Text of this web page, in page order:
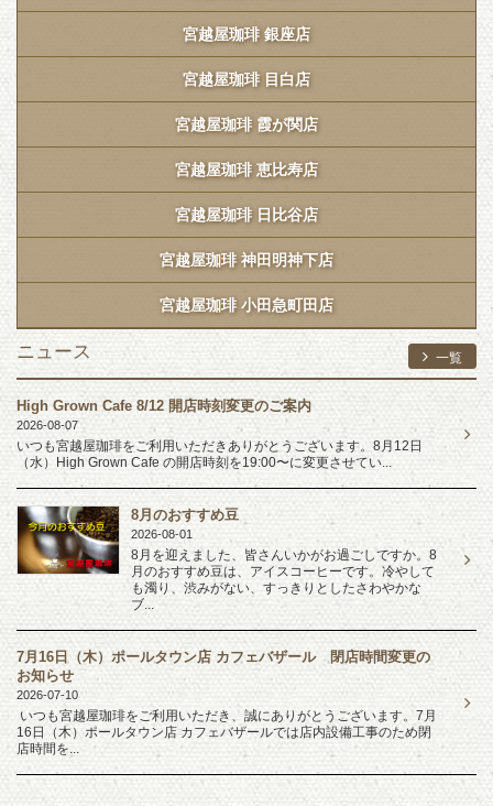
宮越屋珈琲 銀座店
宮越屋珈琲 目白店
宮越屋珈琲 霞が関店
宮越屋珈琲 恵比寿店
宮越屋珈琲 日比谷店
宮越屋珈琲 神田明神下店
宮越屋珈琲 小田急町田店
ニュース 一覧
High Grown Cafe 8/12 開店時刻変更のご案内
2026-08-07
いつも宮越屋珈琲をご利用いただきありがとうございます。8月12日
（水）High Grown Cafe の開店時刻を19:00〜に変更させてい...
8月のおすすめ豆
2026-08-01
8月を迎えました、皆さんいかがお過ごしですか。8
月のおすすめ豆は、アイスコーヒーです。冷やして
も濁り、渋みがない、すっきりとしたさわやかな
ブ...
7月16日（木）ポールタウン店 カフェバザール 閉店時間変更の
お知らせ
2026-07-10
いつも宮越屋珈琲をご利用いただき、誠にありがとうございます。7月
16日（木）ポールタウン店 カフェバザールでは店内設備工事のため閉
店時間を...